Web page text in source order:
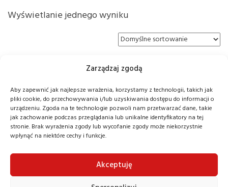
Zarządzaj zgodą
Aby zapewnić jak najlepsze wrażenia, korzystamy z technologii, takich jak
pliki cookie, do przechowywania i/lub uzyskiwania dostępu do informacji o
urządzeniu. Zgoda na te technologie pozwoli nam przetwarzać dane, takie
jak zachowanie podczas przeglądania lub unikalne identyfikatory na tej
stronie. Brak wyrażenia zgody lub wycofanie zgody może niekorzystnie
wpłynąć na niektóre cechy i funkcje.
Akceptuję
Wyświetlanie jednego wyniku